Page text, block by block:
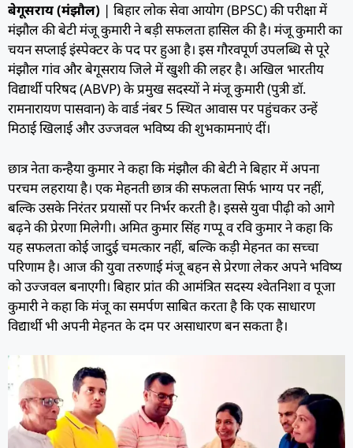
बेगूसराय (मंझौल) | बिहार लोक सेवा आयोग (BPSC) की परीक्षा में
मंझौल की बेटी मंजू कुमारी ने बड़ी सफलता हासिल की है। मंजू कुमारी का
चयन सप्लाई इंस्पेक्टर के पद पर हुआ है। इस गौरवपूर्ण उपलब्धि से पूरे
मंझौल गांव और बेगूसराय जिले में खुशी की लहर है। अखिल भारतीय
विद्यार्थी परिषद (ABVP) के प्रमुख सदस्यों ने मंजू कुमारी (पुत्री डॉ.
रामनारायण पासवान) के वार्ड नंबर 5 स्थित आवास पर पहुंचकर उन्हें
मिठाई खिलाई और उज्जवल भविष्य की शुभकामनाएं दीं।
छात्र नेता कन्हैया कुमार ने कहा कि मंझौल की बेटी ने बिहार में अपना
परचम लहराया है। एक मेहनती छात्र की सफलता सिर्फ भाग्य पर नहीं,
बल्कि उसके निरंतर प्रयासों पर निर्भर करती है। इससे युवा पीढ़ी को आगे
बढ़ने की प्रेरणा मिलेगी। अमित कुमार सिंह गप्पू व रवि कुमार ने कहा कि
यह सफलता कोई जादुई चमत्कार नहीं, बल्कि कड़ी मेहनत का सच्चा
परिणाम है। आज की युवा तरुणाई मंजू बहन से प्रेरणा लेकर अपने भविष्य
को उज्जवल बनाएगी। बिहार प्रांत की आमंत्रित सदस्य श्वेतनिशा व पूजा
कुमारी ने कहा कि मंजू का समर्पण साबित करता है कि एक साधारण
विद्यार्थी भी अपनी मेहनत के दम पर असाधारण बन सकता है।